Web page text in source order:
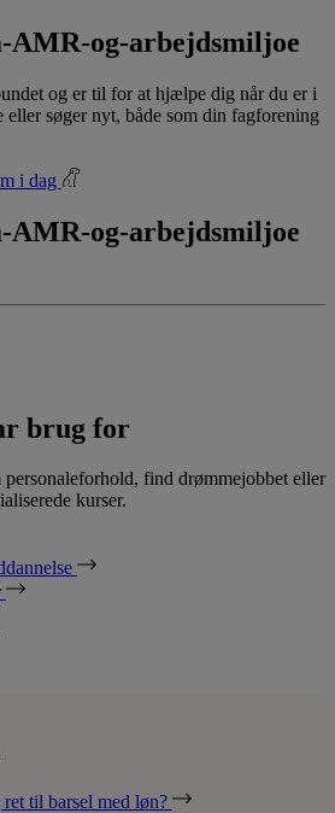
AMR-og-arbejdsmiljoe
og er til for at hjælpe dig når du er i
søger nyt, både som din fagforening
i dag
AMR-og-arbejdsmiljoe
brug for
find drømmejobbet eller
kurser.
til barsel med løn?